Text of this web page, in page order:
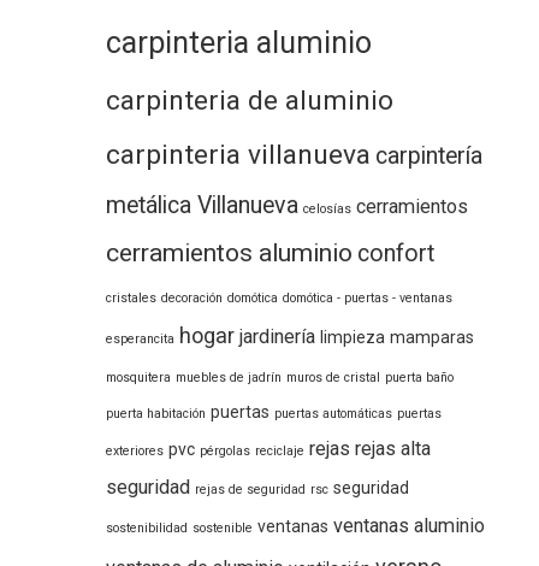
carpinteria aluminio
carpinteria de aluminio
carpinteria villanueva carpintería
metálica Villanueva celosías cerramientos
cerramientos aluminio confort
cristales decoración domótica domótica - puertas - ventanas
esperancita hogar jardinería limpieza mamparas
mosquitera muebles de jadrín muros de cristal puerta baño
puerta habitación puertas puertas automáticas puertas
exteriores pvc pérgolas reciclaje rejas rejas alta
seguridad rejas de seguridad rsc seguridad
sostenibilidad sostenible ventanas ventanas aluminio